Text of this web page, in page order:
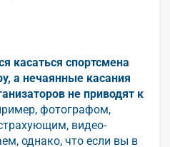
касаться спортсмена
а нечаянные касания
не приводят к
фотографом,
видео-
однако, что если вы в